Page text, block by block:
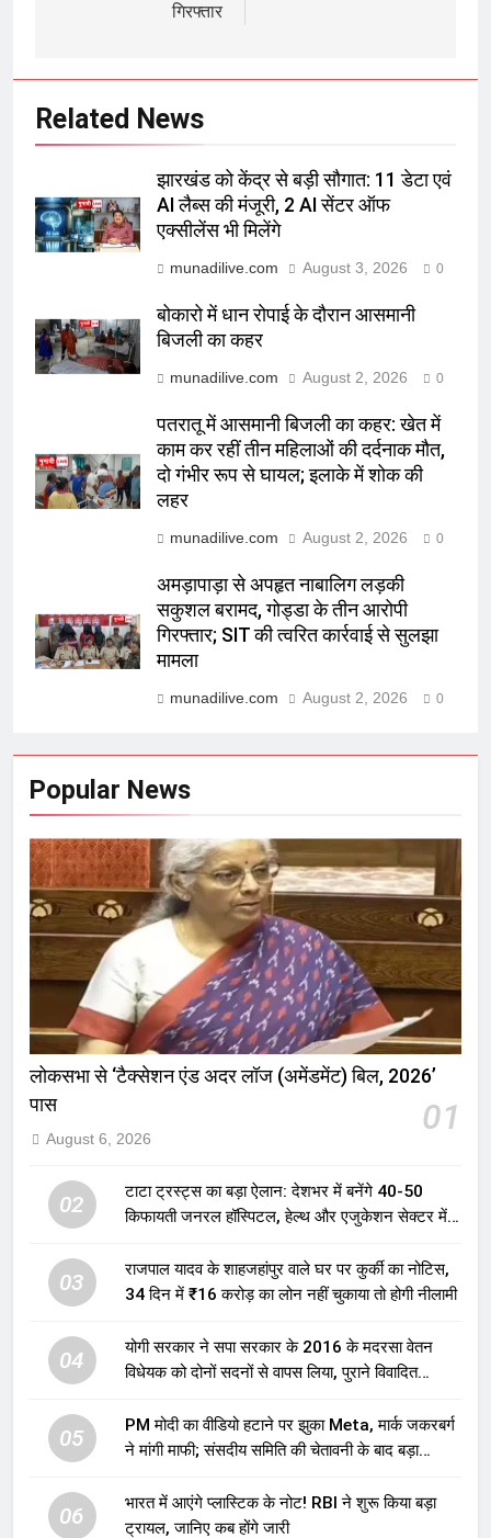
गिरफ्तार
Related News
झारखंड को केंद्र से बड़ी सौगात: 11 डेटा एवं
AI लैब्स की मंजूरी, 2 AI सेंटर ऑफ
एक्सीलेंस भी मिलेंगे
munadilive.com August 3, 2026 0
बोकारो में धान रोपाई के दौरान आसमानी
बिजली का कहर
munadilive.com August 2, 2026 0
पतरातू में आसमानी बिजली का कहर: खेत में
काम कर रहीं तीन महिलाओं की दर्दनाक मौत,
दो गंभीर रूप से घायल; इलाके में शोक की
लहर
munadilive.com August 2, 2026 0
अमड़ापाड़ा से अपहृत नाबालिग लड़की
सकुशल बरामद, गोड्डा के तीन आरोपी
गिरफ्तार; SIT की त्वरित कार्रवाई से सुलझा
मामला
munadilive.com August 2, 2026 0
Popular News
लोकसभा से ‘टैक्सेशन एंड अदर लॉज (अमेंडमेंट) बिल, 2026’
पास
01
August 6, 2026
02
टाटा ट्रस्ट्स का बड़ा ऐलान: देशभर में बनेंगे 40-50
किफायती जनरल हॉस्पिटल, हेल्थ और एजुकेशन सेक्टर में
03
राजपाल यादव के शाहजहांपुर वाले घर पर कुर्की का नोटिस,
34 दिन में ₹16 करोड़ का लोन नहीं चुकाया तो होगी नीलामी
04
योगी सरकार ने सपा सरकार के 2016 के मदरसा वेतन
विधेयक को दोनों सदनों से वापस लिया, पुराने विवादित
05
PM मोदी का वीडियो हटाने पर झुका Meta, मार्क जकरबर्ग
ने मांगी माफी; संसदीय समिति की चेतावनी के बाद बड़ा
06
भारत में आएंगे प्लास्टिक के नोट! RBI ने शुरू किया बड़ा
ट्रायल, जानिए कब होंगे जारी